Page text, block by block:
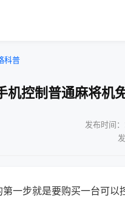
科普
机控制普通麻将机
发布时间
一步就是要购买一台可